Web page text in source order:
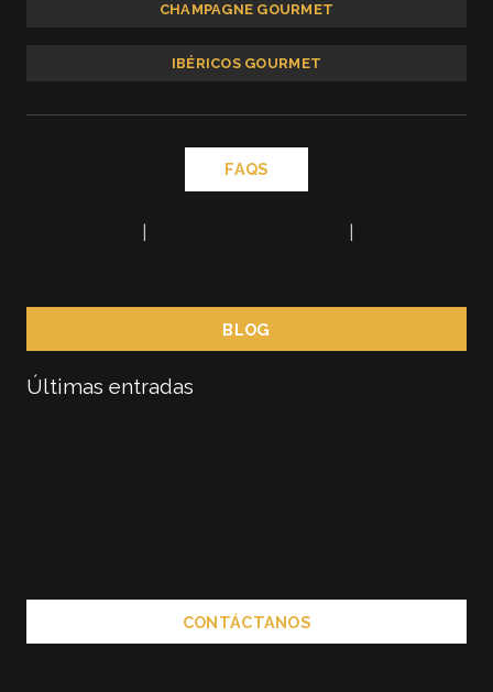
CHAMPAGNE GOURMET
IBÉRICOS GOURMET
FAQS
| |
BLOG
Últimas entradas
CONTÁCTANOS